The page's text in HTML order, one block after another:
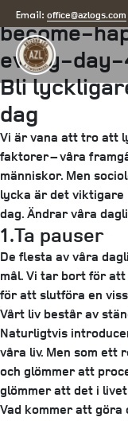
Email: office@azlogs.com
Posted
on
August 20, 2025
become-
every-
Bli
dag
Vi är vana att tro att
faktorer – våra
människor. Men
lycka är det
dag. Ändrar våra
1.Ta pauser
De flesta av våra
mål. Vi tar bort för
för att slutföra en
Vårt liv består av
Naturligtvis
våra liv. Men som
och glömmer att
glömmer att det i
Vad kommer att göra